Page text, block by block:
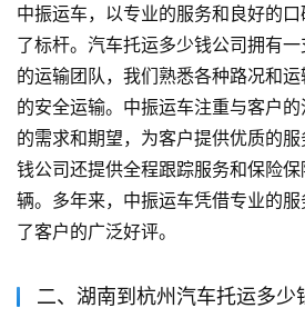
中振运车，以专业的服务和良好的
了标杆。汽车托运多少钱公司拥有
的运输团队，我们熟悉各种路况和
的安全运输。中振运车注重与客户
的需求和期望，为客户提供优质的
钱公司还提供全程跟踪服务和保险
辆。多年来，中振运车凭借专业的
了客户的广泛好评。
二、湖南到杭州汽车托运多少